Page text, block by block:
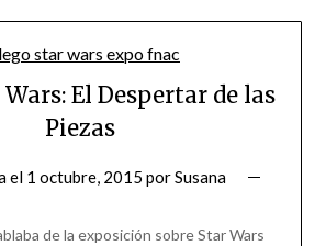
Wars: El Despertar de las
Piezas
el 1 octubre, 2015 porSusana
de la exposición sobre Star Wars